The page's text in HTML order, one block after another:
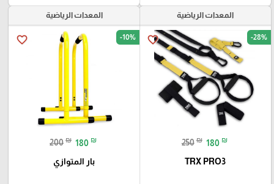
المعدات الرياضية
favorite_border -28%
250 ₪ 180 ₪
TRX PRO3
المعدات الرياضية
favorite_border -10%
200 ₪ 180 ₪
بار المتوازي